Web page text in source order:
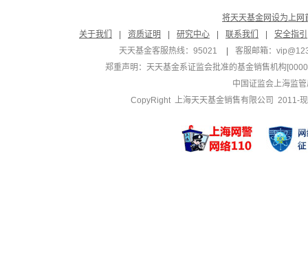
将天天基金网设为上网
关于我们
资质证明 研究中心 联系我们
安全指引
天天基金客服热线：95021
客服邮箱：
郑重声明：天天基金系证监会批准的基金销售机构
中国证监会上海监
CopyRight 上海天天基金销售有限公司 2011-